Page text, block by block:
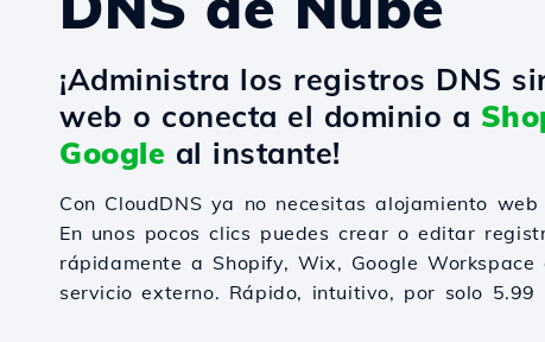
¡Administra los registros DNS
web o conecta el dominio a
Google al instante!
Con CloudDNS ya no necesitas alojamiento
En unos pocos clics puedes crear o editar
rápidamente a Shopify, Wix, Google
servicio externo. Rápido, intuitivo, por solo 5.99